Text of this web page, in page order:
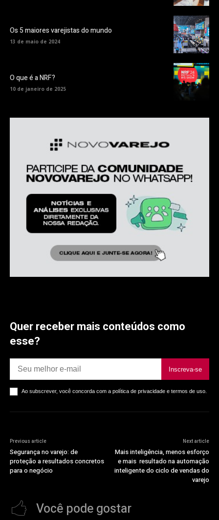
Os 5 maiores varejistas do mundo
13 de maio de 2024
O que é a NRF?
10 de janeiro de 2025
Quer receber mais conteúdos como
esse?
Inscreva-se
Ao subscrever, você concorda com a política de privacidade e termos de uso.
Previous article
Segurança no varejo: de
proteção a resultados concretos
para o negócio
Next article
Mais inteligência, menos esforço
e mais resultado na automação
inteligente do ciclo de vendas do
varejo
Você pode gostar